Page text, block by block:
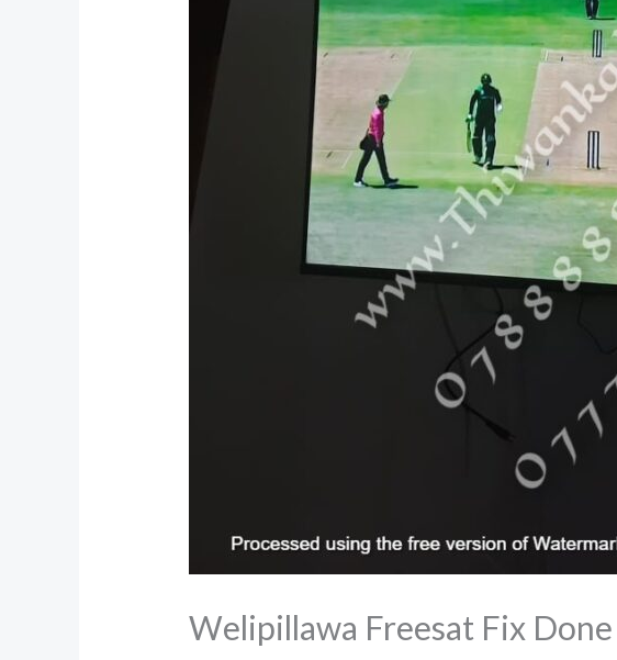
Welipillawa Freesat Fix Done